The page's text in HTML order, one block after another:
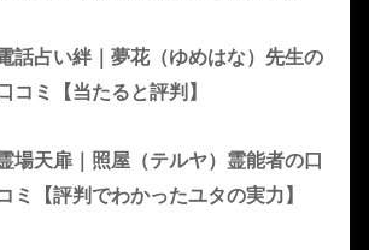
話占い絆｜夢花（ゆめはな）先生の
コミ【当たると評判】
場天扉｜照屋（テルヤ）霊能者の口
ミ【評判でわかったユタの実力】